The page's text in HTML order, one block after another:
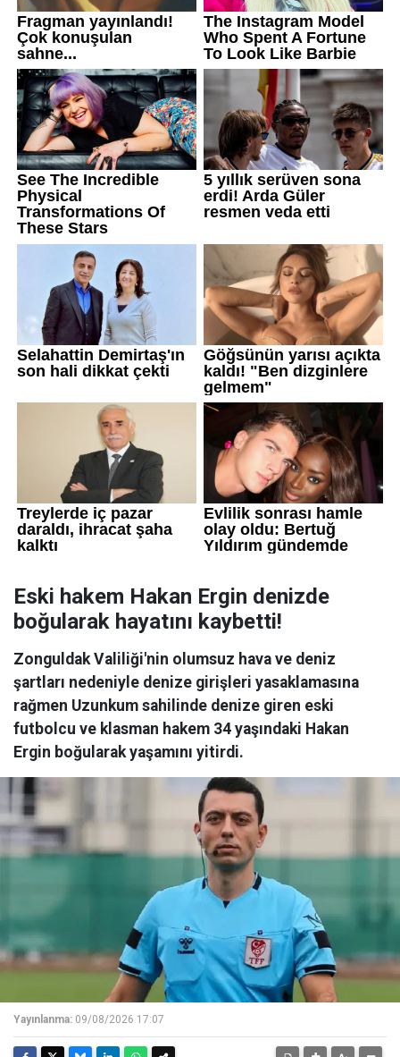
Eski hakem Hakan Ergin denizde
boğularak hayatını kaybetti!
Zonguldak Valiliği'nin olumsuz hava ve deniz
şartları nedeniyle denize girişleri yasaklamasına
rağmen Uzunkum sahilinde denize giren eski
futbolcu ve klasman hakem 34 yaşındaki Hakan
Ergin boğularak yaşamını yitirdi.
Yayınlanma: 09/08/2026 17:07